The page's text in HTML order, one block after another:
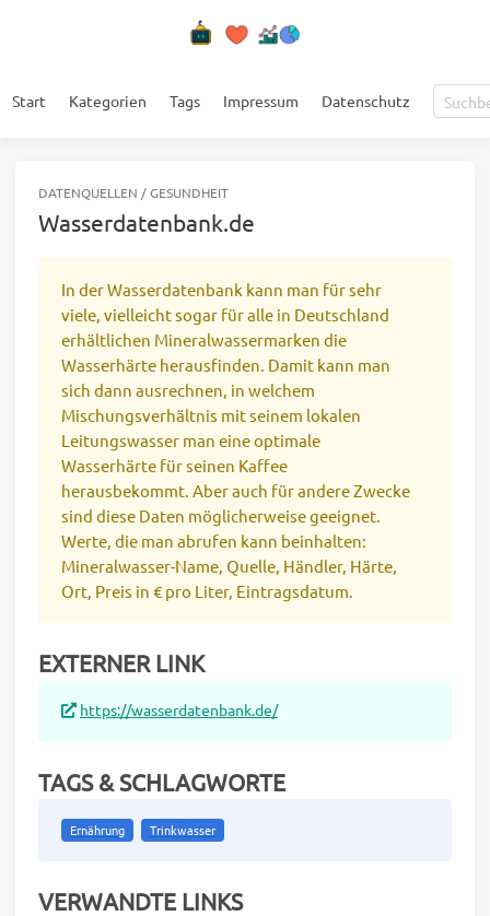
Start Kategorien Tags Impressum Datenschutz
DATENQUELLEN /GESUNDHEIT
Wasserdatenbank.de
In der Wasserdatenbank kann man für sehr
viele, vielleicht sogar für alle in Deutschland
erhältlichen Mineralwassermarken die
Wasserhärte herausfinden. Damit kann man
sich dann ausrechnen, in welchem
Mischungsverhältnis mit seinem lokalen
Leitungswasser man eine optimale
Wasserhärte für seinen Kaffee
herausbekommt. Aber auch für andere Zwecke
sind diese Daten möglicherweise geeignet.
Werte, die man abrufen kann beinhalten:
Mineralwasser-Name, Quelle, Händler, Härte,
Ort, Preis in € pro Liter, Eintragsdatum.
EXTERNER LINK
https://wasserdatenbank.de/
TAGS & SCHLAGWORTE
Ernährung Trinkwasser
VERWANDTE LINKS